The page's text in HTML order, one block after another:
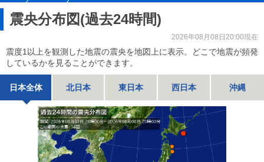
震央分布図(過去24時間)
2026年08月08日20:00現在
震度1以上を観測した地震の震央を地図上に表示。どこで地震が頻発
しているかを見ることができます。
日本全体 北日本 東日本 西日本 沖縄